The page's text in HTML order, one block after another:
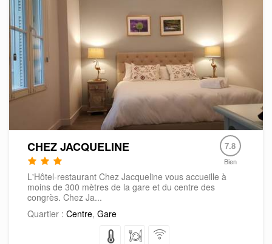
CHEZ JACQUELINE 7.8
Bien
L'Hôtel-restaurant Chez Jacqueline vous accueille à
moins de 300 mètres de la gare et du centre des
congrès. Chez Ja...
Quartier : Centre, Gare